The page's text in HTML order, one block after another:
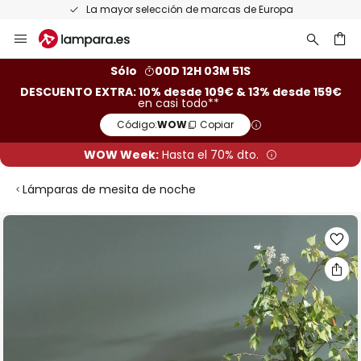
La mayor selección de marcas de Europa
al
Sólo
00D 12H 03M 51S
DESCUENTO EXTRA: 10% desde 109€ & 13% desde 159€
en casi todo**
Código:WOW Copiar
WOW Week: Hasta el 70% dto.
Lámparas de mesita de noche
Saltar